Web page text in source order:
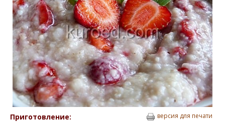
Приготовление: версия для печати